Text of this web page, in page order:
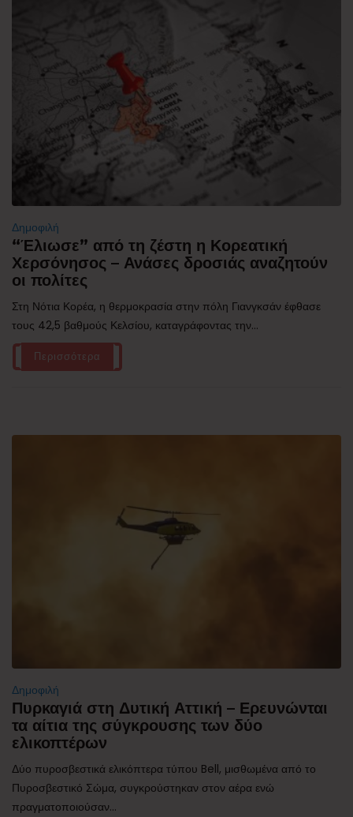
Δημοφιλή
“Έλιωσε” από τη ζέστη η Κορεατική
Χερσόνησος – Ανάσες δροσιάς αναζητούν
οι πολίτες
Στη Νότια Κορέα, η θερμοκρασία στην πόλη Γιανγκσάν έφθασε
τους 42,5 βαθμούς Κελσίου, καταγράφοντας την...
Περισσότερα
Δημοφιλή
Πυρκαγιά στη Δυτική Αττική – Ερευνώνται
τα αίτια της σύγκρουσης των δύο
ελικοπτέρων
Δύο πυροσβεστικά ελικόπτερα τύπου Bell, μισθωμένα από το
Πυροσβεστικό Σώμα, συγκρούστηκαν στον αέρα ενώ
πραγματοποιούσαν...